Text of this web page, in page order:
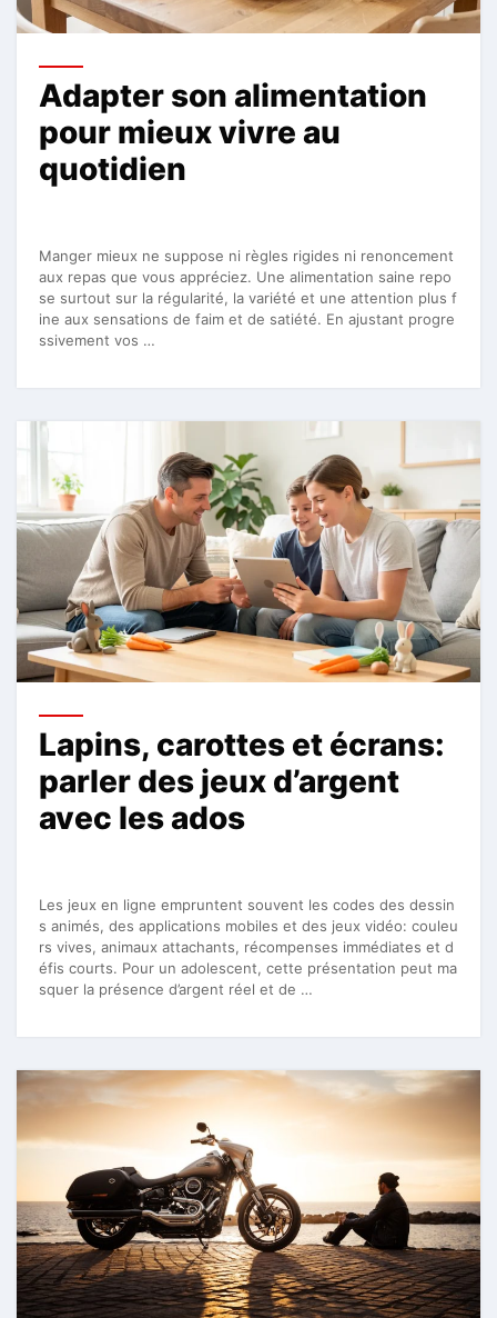
Adapter son alimentation
pour mieux vivre au
quotidien
Manger mieux ne suppose ni règles rigides ni renoncement
aux repas que vous appréciez. Une alimentation saine repo
se surtout sur la régularité, la variété et une attention plus f
ine aux sensations de faim et de satiété. En ajustant progre
ssivement vos …
Lapins, carottes et écrans:
parler des jeux d’argent
avec les ados
Les jeux en ligne empruntent souvent les codes des dessin
s animés, des applications mobiles et des jeux vidéo: couleu
rs vives, animaux attachants, récompenses immédiates et d
éfis courts. Pour un adolescent, cette présentation peut ma
squer la présence d’argent réel et de …